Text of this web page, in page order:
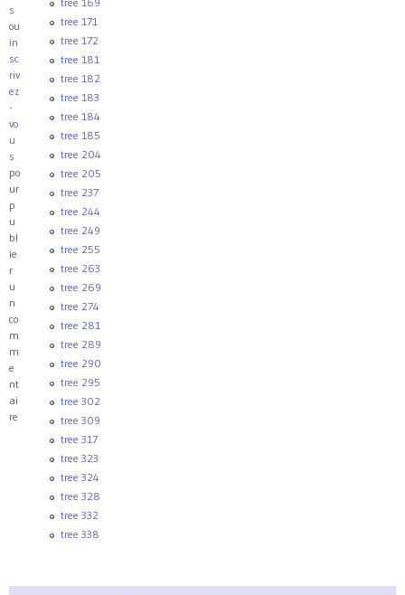
s
ou
in
sc
riv
ez
-
vo
u
s
po
ur
p
u
bl
ie
r
u
n
co
m
m
e
nt
ai
re
tree 171
tree 172
tree 181
tree 182
tree 183
tree 184
tree 185
tree 204
tree 205
tree 237
tree 244
tree 249
tree 255
tree 263
tree 269
tree 274
tree 281
tree 289
tree 290
tree 295
tree 302
tree 309
tree 317
tree 323
tree 324
tree 328
tree 332
tree 338